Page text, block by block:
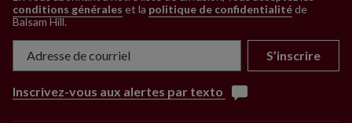
conditions générales et la politique de confidentialitéde
Balsam Hill.
S’inscrire
Inscrivez-vous aux alertes par texto